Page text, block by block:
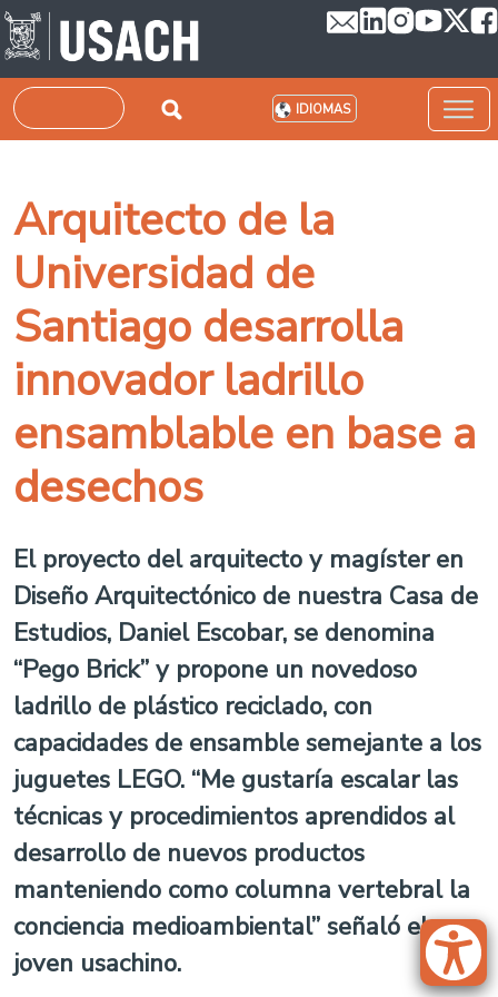
Pasar al contenido principal
Buscar IDIOMAS
Arquitecto de la
Universidad de
Santiago desarrolla
innovador ladrillo
ensamblable en base a
desechos
El proyecto del arquitecto y magíster en
Diseño Arquitectónico de nuestra Casa de
Estudios, Daniel Escobar, se denomina
“Pego Brick” y propone un novedoso
ladrillo de plástico reciclado, con
capacidades de ensamble semejante a los
juguetes LEGO. “Me gustaría escalar las
técnicas y procedimientos aprendidos al
desarrollo de nuevos productos
manteniendo como columna vertebral la
conciencia medioambiental” señaló el
joven usachino.